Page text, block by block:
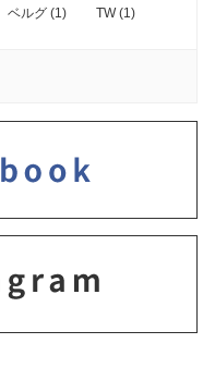
ベルグ (1) TW (1)